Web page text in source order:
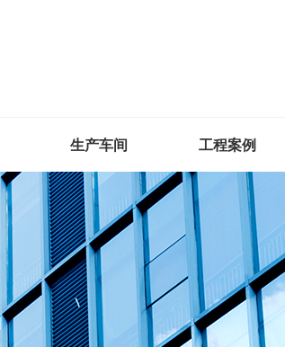
生产车间 工程案例